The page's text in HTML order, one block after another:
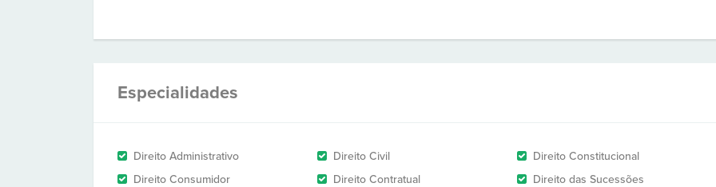
Especialidades
Direito Administrativo Direito Civil
Direito Constitucional
Direito Consumidor
Direito Contratual
Direito das Sucessões